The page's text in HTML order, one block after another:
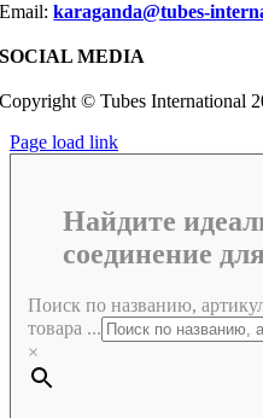
Email:karaganda@tubes-
SOCIAL MEDIA
Copyright © Tubes International
Page load link
Найдите
соединение
Поиск по названию,
товара ...
×